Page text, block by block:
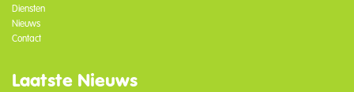
Diensten
Nieuws
Contact
Laatste Nieuws